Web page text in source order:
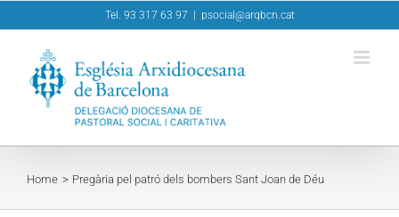
to
Tel. 93 317 63 97 psocial@arqbcn.cat
Home Pregària pel patró dels bombers Sant Joan de Déu